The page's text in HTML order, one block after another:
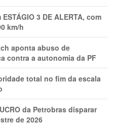
3 DE ALERTA, com
km/h
aponta abuso de
contra a autonomia da PF
total no fim da escala
da Petrobras disparar
de 2026